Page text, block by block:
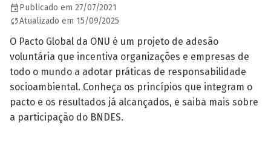
Publicado em 27/07/2021
Atualizado em 15/09/2025
O Pacto Global da ONU é um projeto de adesão
voluntária que incentiva organizações e empresas de
todo o mundo a adotar práticas de responsabilidade
socioambiental. Conheça os princípios que integram o
pacto e os resultados já alcançados, e saiba mais sobre
a participação do BNDES.